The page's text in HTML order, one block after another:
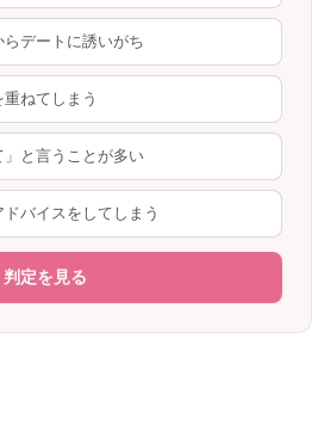
デートに誘いがち
ねてしまう
と言うことが多い
バイスをしてしまう
判定を見る